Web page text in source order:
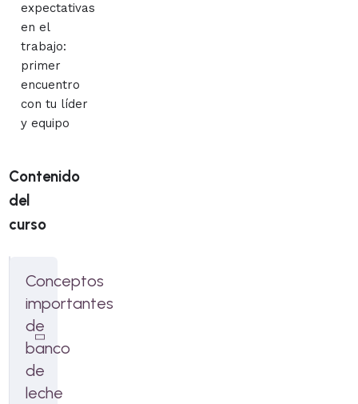
expectativas
en el
trabajo:
primer
encuentro
con tu líder
y equipo
Contenido
del
curso
Conceptos
importantes
de
banco
de
leche